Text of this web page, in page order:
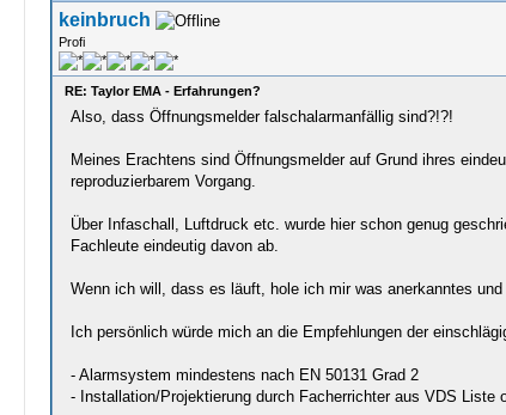
keinbruch
Profi
RE: Taylor EMA - Erfahrungen?
Also, dass Öffnungsmelder falschalarmanfällig sind?!?!
Meines Erachtens sind Öffnungsmelder auf Grund ihres
reproduzierbarem Vorgang.
Über Infaschall, Luftdruck etc. wurde hier schon genug
Fachleute eindeutig davon ab.
Wenn ich will, dass es läuft, hole ich mir was anerkanntes
Ich persönlich würde mich an die Empfehlungen der
- Alarmsystem mindestens nach EN 50131 Grad 2
- Installation/Projektierung durch Facherrichter aus VDS Liste